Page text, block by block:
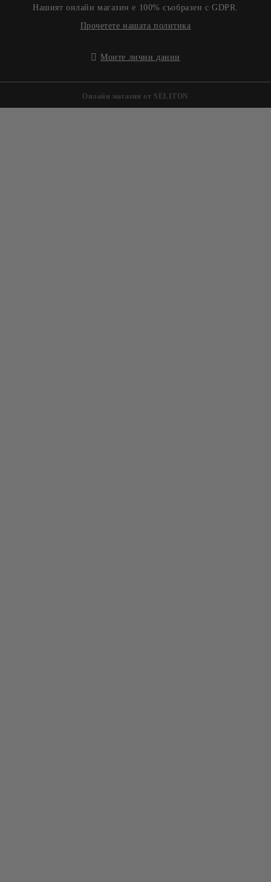
Нашият онлайн магазин е 100% съобразен с GDPR.
Прочетете нашата политика
Моите лични данни
Онлайн магазин от SELITON